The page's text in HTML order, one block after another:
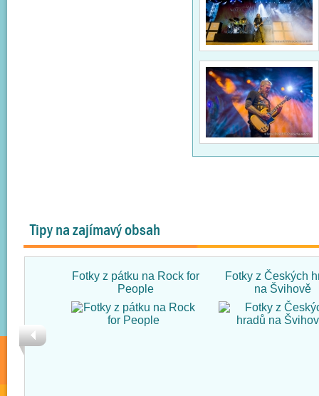
Tipy na zajímavý obsah
Fotky z pátku na Rock for
People
Fotky z Českých
na Švihově